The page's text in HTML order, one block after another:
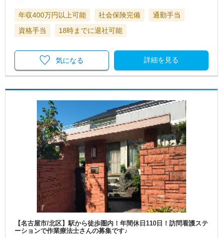
年収400万円以上可能 社会保険完備
通勤手当
資格手当
18時までに退社可能
詳細を見る
気になる
【名古屋市/北区】駅から徒歩圏内！年間休日110日！訪問看護ステ
ーションで作業療法士さんの募集です♪